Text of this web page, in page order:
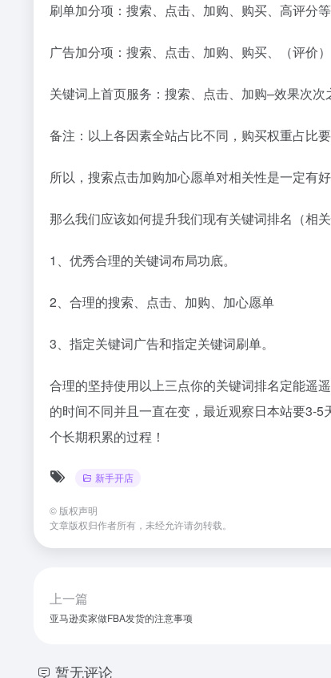
刷单加分项：搜索、点击、加购、购买、高评分
广告加分项：搜索、点击、加购、购买、（评价
关键词上首页服务：搜索、点击、加购–效果次次
备注：以上各因素全站占比不同，购买权重占比要
所以，搜索点击加购加心愿单对相关性是一定有
那么我们应该如何提升我们现有关键词排名（相
1、优秀合理的关键词布局功底。
2、合理的搜索、点击、加购、加心愿单
3、指定关键词广告和指定关键词刷单。
合理的坚持使用以上三点你的关键词排名定能遥
的时间不同并且一直在变，最近观察日本站要3-
个长期积累的过程！
新手开店
© 版权声明
文章版权归作者所有，未经允许请勿转载。
上一篇
亚马逊卖家做FBA发货的注意事项
暂无评论